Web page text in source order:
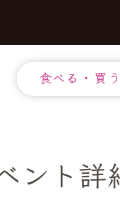
食べる・買
ント詳